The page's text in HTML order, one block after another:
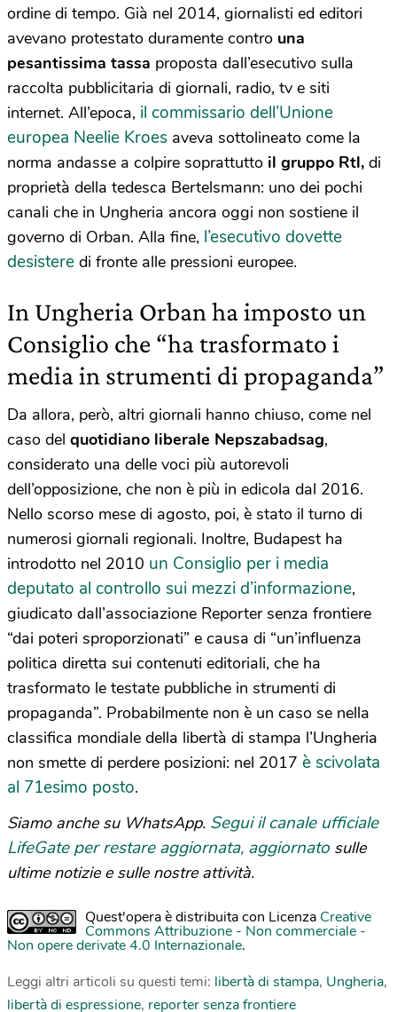
ordine di tempo. Già nel 2014, giornalisti ed editori
avevano protestato duramente contro una
pesantissima tassa proposta dall’esecutivo sulla
raccolta pubblicitaria di giornali, radio, tv e siti
internet. All’epoca, il commissario dell’Unione
europea Neelie Kroes aveva sottolineato come la
norma andasse a colpire soprattutto il gruppo Rtl, di
proprietà della tedesca Bertelsmann: uno dei pochi
canali che in Ungheria ancora oggi non sostiene il
governo di Orban. Alla fine, l’esecutivo dovette
desistere di fronte alle pressioni europee.
In Ungheria Orban ha imposto un
Consiglio che “ha trasformato i
media in strumenti di propaganda”
Da allora, però, altri giornali hanno chiuso, come nel
caso del quotidiano liberale Nepszabadsag,
considerato una delle voci più autorevoli
dell’opposizione, che non è più in edicola dal 2016.
Nello scorso mese di agosto, poi, è stato il turno di
numerosi giornali regionali. Inoltre, Budapest ha
introdotto nel 2010 un Consiglio per i media
deputato al controllo sui mezzi d’informazione,
giudicato dall’associazione Reporter senza frontiere
“dai poteri sproporzionati” e causa di “un’influenza
politica diretta sui contenuti editoriali, che ha
trasformato le testate pubbliche in strumenti di
propaganda”. Probabilmente non è un caso se nella
classifica mondiale della libertà di stampa l’Ungheria
non smette di perdere posizioni: nel 2017 è scivolata
al 71esimo posto.
Siamo anche su WhatsApp. Segui il canale ufficiale
LifeGate per restare aggiornata, aggiornato sulle
ultime notizie e sulle nostre attività.
Quest'opera è distribuita con Licenza Creative
Commons Attribuzione - Non commerciale -
Non opere derivate 4.0 Internazionale.
Leggi altri articoli su questi temi: libertà di stampa, Ungheria,
libertà di espressione, reporter senza frontiere